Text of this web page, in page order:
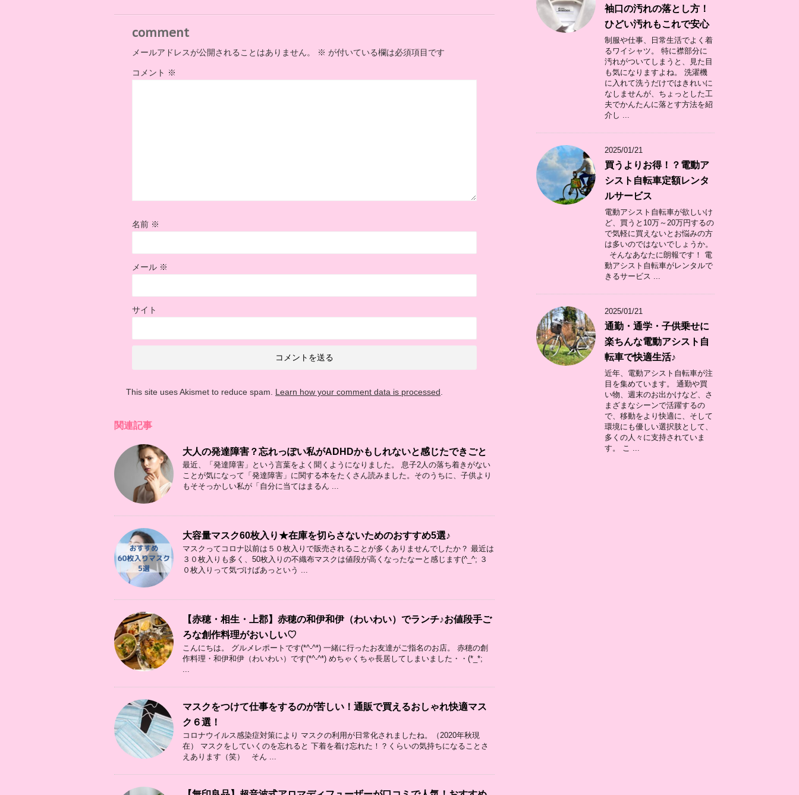
comment
メールアドレスが公開されることはありません。 ※ が付いている欄は必須項目です
コメント ※
名前 ※
メール ※
サイト
This site uses Akismet to reduce spam. Learn how your comment data is processed
関連記事
大人の発達障害？忘れっぽい私がADHDかもしれないと感じたできごと
最近、「発達障害」という言葉をよく聞くようになりました。 息子2人の落ち着きがない
ことが気になって「発達障害」に関する本をたくさん読みました。そのうちに、子供より
もそそっかしい私が「自分に当てはまるん ...
大容量マスク60枚入り★在庫を切らさないためのおすすめ5選♪
マスクってコロナ以前は５０枚入りで販売されることが多くありませんでしたか？ 最近は
３０枚入りも多く、50枚入りの不織布マスクは値段が高くなったなーと感じます(^_^; ３
０枚入りって気づけばあっという ...
【赤穂・相生・上郡】赤穂の和伊和伊（わいわい）でランチ♪お値段手ご
ろな創作料理がおいしい♡
こんにちは。 グルメレポートです(*^-^*) 一緒に行ったお友達がご指名のお店。 赤穂の創
作料理・和伊和伊（わいわい）です(*^-^*) めちゃくちゃ長居してしまいました・・(*_*;
...
マスクをつけて仕事をするのが苦しい！通販で買えるおしゃれ快適マス
ク６選！
コロナウイルス感染症対策により マスクの利用が日常化されましたね。（2020年秋現
在） マスクをしていくのを忘れると 下着を着け忘れた！？くらいの気持ちになることさ
えあります（笑） そん ...
袖口の汚れの落とし方！
ひどい汚れもこれで安心
制服や仕事、日常生活でよく着
るワイシャツ。 特に襟部分に
汚れがついてしまうと、見た目
も気になりますよね。 洗濯機
に入れて洗うだけではきれいに
なしませんが、ちょっとした工
夫でかんたんに落とす方法を紹
介し ...
2025/01/21
買うよりお得！？電動ア
シスト自転車定額レンタ
ルサービス
電動アシスト自転車が欲しいけ
ど、買うと10万～20万円するの
で気軽に買えないとお悩みの方
は多いのではないでしょうか。
そんなあなたに朗報です！ 電
動アシスト自転車がレンタルで
きるサービス ...
2025/01/21
通勤・通学・子供乗せに
楽ちんな電動アシスト自
転車で快適生活♪
近年、電動アシスト自転車が注
目を集めています。 通勤や買
い物、週末のお出かけなど、さ
まざまなシーンで活躍するの
で、移動をより快適に、そして
環境にも優しい選択肢として、
多くの人々に支持されていま
す。 こ ...